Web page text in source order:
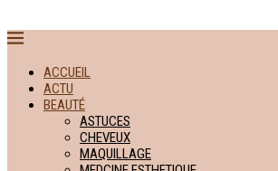
ACCUEIL
ACTU
BEAUTÉ
ASTUCES
CHEVEUX
MAQUILLAGE